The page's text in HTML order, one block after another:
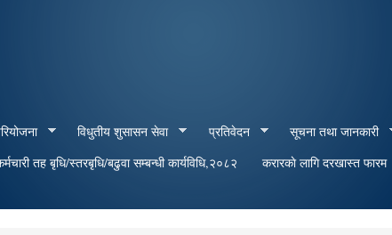
विधुतीय शुसासन सेवा प्रतिवेदन सूचना तथा जानकारी
तह बृधि/स्तरबृधि/बढुवा सम्बन्धी कार्यविधि,२०८२ करारकाे लागि दरखास्त फारम